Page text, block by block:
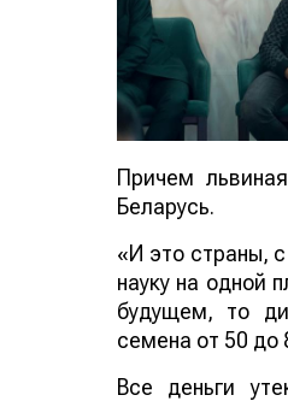
Причем
Беларусь.
«И это страны,
науку на одной
будущем, то
семена от 50 до
Все деньги